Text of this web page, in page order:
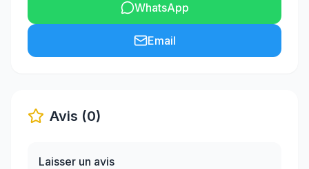
WhatsApp
Email
Avis (0)
Laisser un avis